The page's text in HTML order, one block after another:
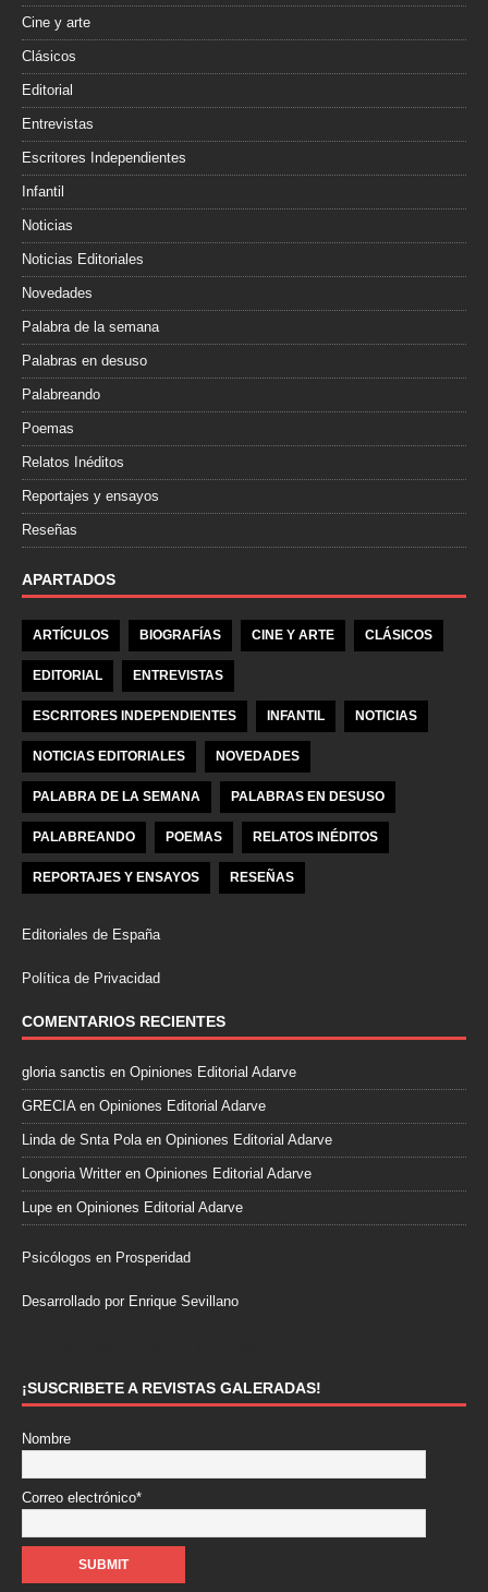
Cine y arte
Clásicos
Editorial
Entrevistas
Escritores Independientes
Infantil
Noticias
Noticias Editoriales
Novedades
Palabra de la semana
Palabras en desuso
Palabreando
Poemas
Relatos Inéditos
Reportajes y ensayos
Reseñas
APARTADOS
ARTÍCULOS BIOGRAFÍAS CINE Y ARTE CLÁSICOS
EDITORIAL ENTREVISTAS
ESCRITORES INDEPENDIENTES INFANTIL NOTICIAS
NOTICIAS EDITORIALES NOVEDADES
PALABRA DE LA SEMANA PALABRAS EN DESUSO
PALABREANDO POEMAS RELATOS INÉDITOS
REPORTAJES Y ENSAYOS RESEÑAS
Editoriales de España
Política de Privacidad
COMENTARIOS RECIENTES
gloria sanctis en Opiniones Editorial Adarve
GRECIAen Opiniones Editorial Adarve
Linda de Snta Polaen Opiniones Editorial Adarve
Longoria Writter en Opiniones Editorial Adarve
Lupe en Opiniones Editorial Adarve
Psicólogos en Prosperidad
Desarrollado por Enrique Sevillano
¡SUSCRIBETE A REVISTAS GALERADAS!
Nombre
Correo electrónico*